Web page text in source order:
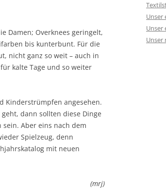
Damen; Overknees geringelt,
bis kunterbunt. Für die
nicht ganz so weit – auch in
kalte Tage und so weiter
Kinderstrümpfen angesehen.
dann sollten diese Dinge
sein. Aber eins nach dem
Spielzeug, denn
mit neuen
(mrj)
Unser
Unser
Unser